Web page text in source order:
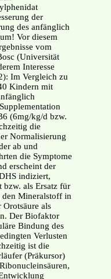
der
des anfänglich
Vor diesem
vom
(Universität
Interesse
Im Vergleich zu
Kindern mit
(6mg/kg/d bzw.
die
Normalisierung
ab und
die Symptome
erscheint der
indiziert,
als Ersatz für
den Mineralstoff in
als
Der Biofaktor
Bindung des
Verlusten
ist die
(Präkursor)